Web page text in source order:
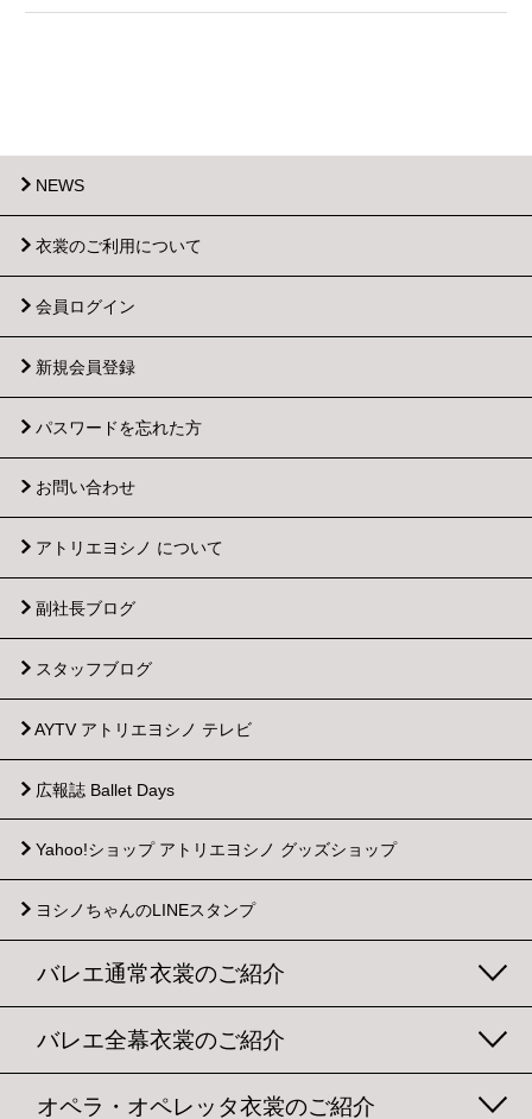
NEWS
衣裳のご利用について
会員ログイン
新規会員登録
パスワードを忘れた方
お問い合わせ
アトリエヨシノ について
副社長ブログ
スタッフブログ
AYTV アトリエヨシノ テレビ
広報誌 Ballet Days
Yahoo!ショップ アトリエヨシノ グッズショップ
ヨシノちゃんのLINEスタンプ
バレエ通常衣裳のご紹介
バレエ全幕衣裳のご紹介
オペラ・オペレッタ衣裳のご紹介